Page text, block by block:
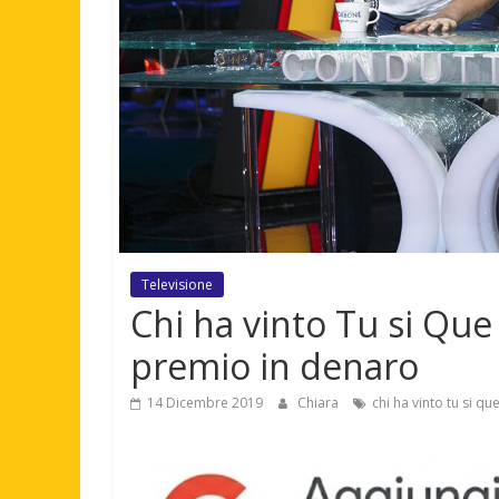
Televisione
Chi ha vinto Tu si
premio in denaro
14 Dicembre 2019 Chiara chi ha vinto tu si